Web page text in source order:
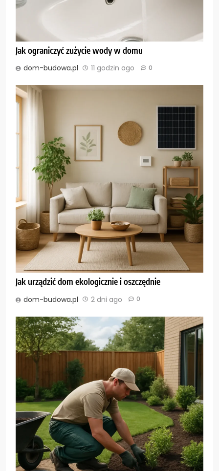
Jak ograniczyć zużycie wody w domu
dom-budowa.pl 11 godzin ago 0
Jak urządzić dom ekologicznie i oszczędnie
dom-budowa.pl 2 dni ago 0